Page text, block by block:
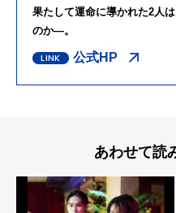
果たして運命に導かれた2人
のか―。
公式HP
あわせて読